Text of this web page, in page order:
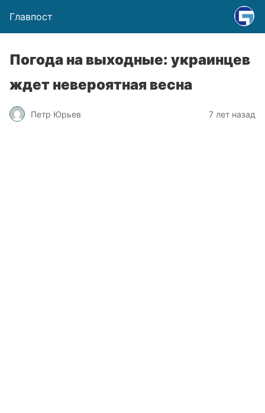
Главпост
Погода на выходные: украинцев
ждет невероятная весна
Петр Юрьев 7 лет назад